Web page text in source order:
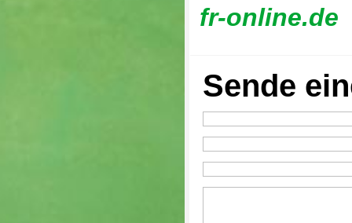
fr-online.de
Sende